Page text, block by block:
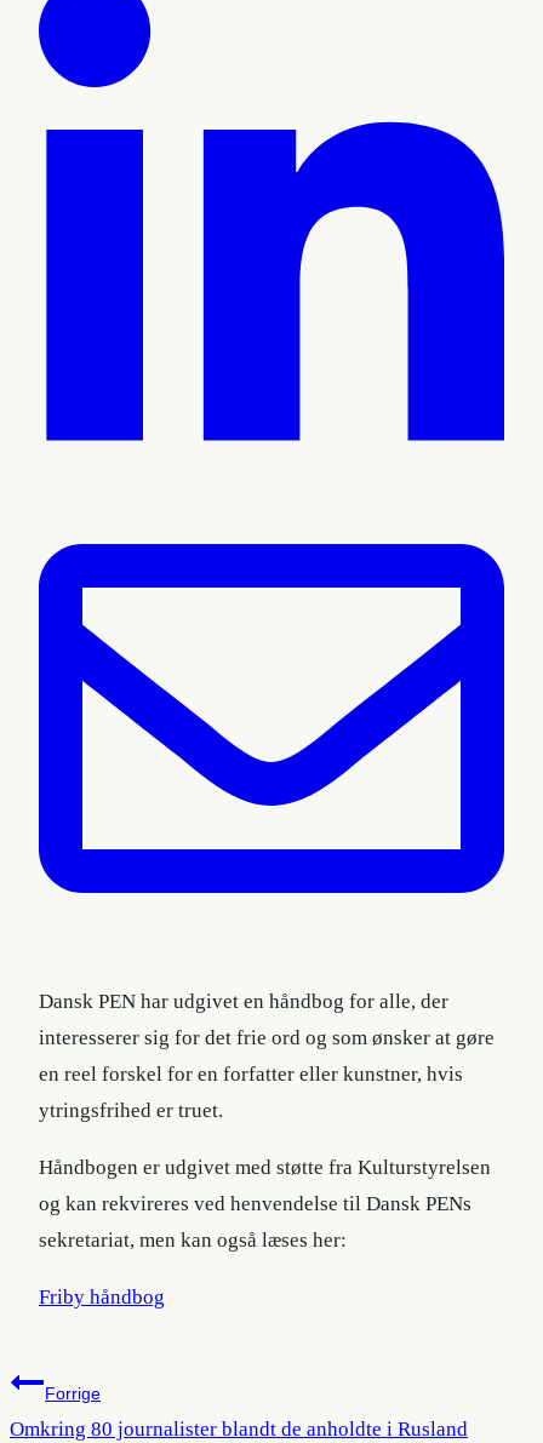
Dansk PEN har udgivet en håndbog for alle, der
interesserer sig for det frie ord og som ønsker at gøre
en reel forskel for en forfatter eller kunstner, hvis
ytringsfrihed er truet.
Håndbogen er udgivet med støtte fra Kulturstyrelsen
og kan rekvireres ved henvendelse til Dansk PENs
sekretariat, men kan også læses her:
Friby håndbog
Indlægsnavigation
Forrige
Omkring 80 journalister blandt de anholdte i Rusland